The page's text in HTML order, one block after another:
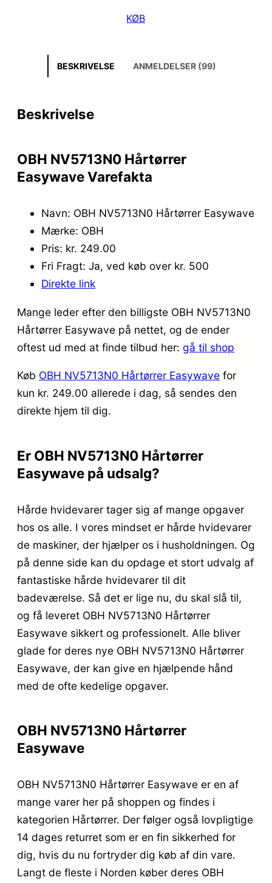
KØB
BESKRIVELSE ANMELDELSER (99)
Beskrivelse
OBH NV5713N0 Hårtørrer
Easywave Varefakta
Navn: OBH NV5713N0 Hårtørrer Easywave
Mærke: OBH
Pris: kr. 249.00
Fri Fragt: Ja, ved køb over kr. 500
Direkte link
Mange leder efter den billigste OBH NV5713N0
Hårtørrer Easywave på nettet, og de ender
oftest ud med at finde tilbud her: gå til shop
Køb OBH NV5713N0 Hårtørrer Easywave for
kun kr. 249.00 allerede i dag, så sendes den
direkte hjem til dig.
Er OBH NV5713N0 Hårtørrer
Easywave på udsalg?
Hårde hvidevarer tager sig af mange opgaver
hos os alle. I vores mindset er hårde hvidevarer
de maskiner, der hjælper os i husholdningen. Og
på denne side kan du opdage et stort udvalg af
fantastiske hårde hvidevarer til dit
badeværelse. Så det er lige nu, du skal slå til,
og få leveret OBH NV5713N0 Hårtørrer
Easywave sikkert og professionelt. Alle bliver
glade for deres nye OBH NV5713N0 Hårtørrer
Easywave, der kan give en hjælpende hånd
med de ofte kedelige opgaver.
OBH NV5713N0 Hårtørrer
Easywave
OBH NV5713N0 Hårtørrer Easywave er en af
mange varer her på shoppen og findes i
kategorien Hårtørrer. Der følger også lovpligtige
14 dages returret som er en fin sikkerhed for
dig, hvis du nu fortryder dig køb af din vare.
Langt de fleste i Norden køber deres OBH